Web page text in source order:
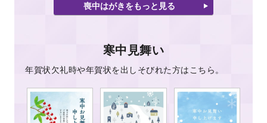
喪中はがきをもっと見る
寒中見舞い
年賀状欠礼時や年賀状を出しそびれた方はこちら。